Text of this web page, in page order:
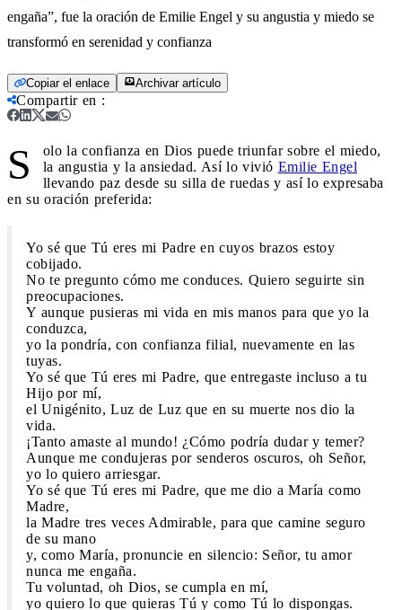
engaña”, fue la oración de Emilie Engel y su angustia y miedo se
transformó en serenidad y confianza
Copiar el enlace Archivar artículo
Compartir en :
S
olo la confianza en Dios puede triunfar sobre el miedo,
la angustia y la ansiedad. Así lo vivió Emilie Engel
llevando paz desde su silla de ruedas y así lo expresaba
en su oración preferida:
Yo sé que Tú eres mi Padre en cuyos brazos estoy
cobijado.
No te pregunto cómo me conduces. Quiero seguirte sin
preocupaciones.
Y aunque pusieras mi vida en mis manos para que yo la
conduzca,
yo la pondría, con confianza filial, nuevamente en las
tuyas.
Yo sé que Tú eres mi Padre, que entregaste incluso a tu
Hijo por mí,
el Unigénito, Luz de Luz que en su muerte nos dio la
vida.
¡Tanto amaste al mundo! ¿Cómo podría dudar y temer?
Aunque me condujeras por senderos oscuros, oh Señor,
yo lo quiero arriesgar.
Yo sé que Tú eres mi Padre, que me dio a María como
Madre,
la Madre tres veces Admirable, para que camine seguro
de su mano
y, como María, pronuncie en silencio: Señor, tu amor
nunca me engaña.
Tu voluntad, oh Dios, se cumpla en mí,
yo quiero lo que quieras Tú y como Tú lo dispongas.